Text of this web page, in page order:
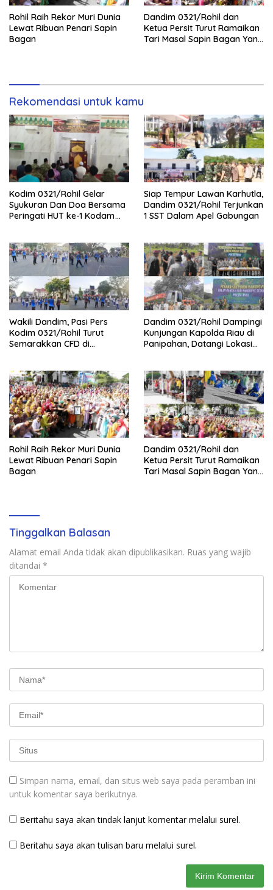
Rohil Raih Rekor Muri Dunia
Lewat Ribuan Penari Sapin
Bagan
Dandim 0321/Rohil dan
Ketua Persit Turut Ramaikan
Tari Masal Sapin Bagan Yang
Rekomendasi untuk kamu
Kodim 0321/Rohil Gelar
Syukuran Dan Doa Bersama
Peringati HUT ke-1 Kodam
Siap Tempur Lawan Karhutla,
Dandim 0321/Rohil Terjunkan
1 SST Dalam Apel Gabungan
Wakili Dandim, Pasi Pers
Kodim 0321/Rohil Turut
Semarakkan CFD di
Dandim 0321/Rohil Dampingi
Kunjungan Kapolda Riau di
Panipahan, Datangi Lokasi
Rohil Raih Rekor Muri Dunia
Lewat Ribuan Penari Sapin
Bagan
Dandim 0321/Rohil dan
Ketua Persit Turut Ramaikan
Tari Masal Sapin Bagan Yang
Tinggalkan Balasan
Alamat email Anda tidak akan dipublikasikan. Ruas yang wajib
ditandai *
Simpan nama, email, dan situs web saya pada peramban ini
untuk komentar saya berikutnya.
Beritahu saya akan tindak lanjut komentar melalui surel.
Beritahu saya akan tulisan baru melalui surel.